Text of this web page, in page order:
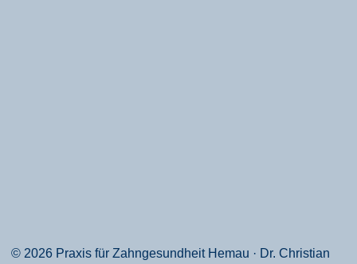
© 2026 Praxis für Zahngesundheit Hemau · Dr. Christian